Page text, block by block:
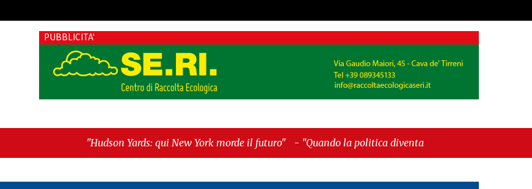
PUBBLICITA'
"Hudson Yards: qui New York morde il futuro" -"Quando la politica diventa autobiografia"